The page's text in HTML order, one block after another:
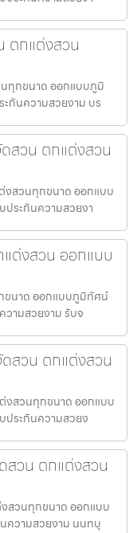
ตกแต่งสวน
ทุกขนาด ออกแบบภูมิ
กันความสวยงาม บร
สวน ตกแต่งสวน
งสวนทุกขนาด ออกแบบ
ประกันความสวยงา
ต่งสวน ออกแบบ
ขนาด ออกแบบภูมิทัศน์
วามสวยงาม รับจ
สวน ตกแต่งสวน
งสวนทุกขนาด ออกแบบ
ประกันความสวยง
วน ตกแต่งสวน
สวนทุกขนาด ออกแบบ
ความสวยงาม นนทบุ